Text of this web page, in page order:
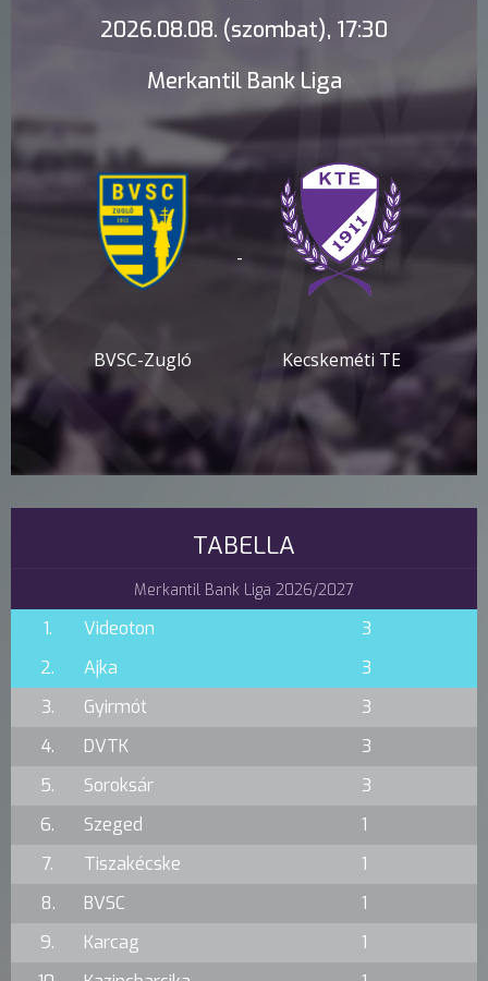
2026.08.08. (szombat), 17:30
Merkantil Bank Liga
BVSC-Zugló
-
Kecskeméti TE
TABELLA
Merkantil Bank Liga 2026/2027
1. Videoton
3
2.
Ajka
3
3.
Gyirmót
3
4.
DVTK
3
5.
Soroksár
3
6.
Szeged
1
7.
Tiszakécske
1
8.
BVSC
1
9.
Karcag
1